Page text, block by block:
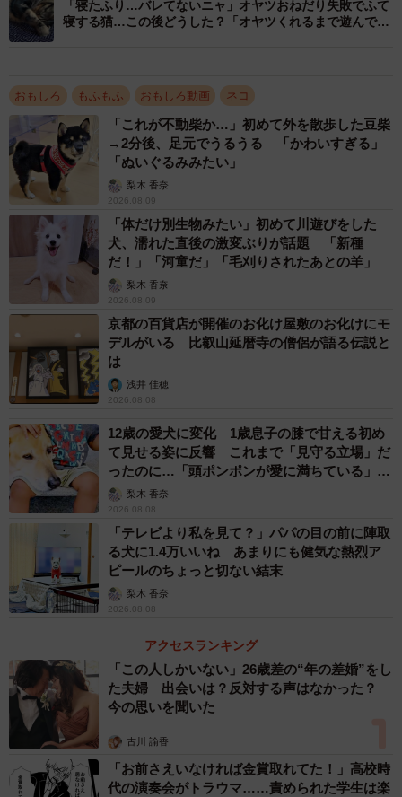
むぎ」さん提供、Twitterよりキャプチャ撮影）
――お顔をくつっけて首元をなでなでされるふたり。撮影
時のことを教えてください。
「この時はすずくんとつむぎくんがお気に入りの椅子にふ
たりで座っていました！ ふたりとも動画のように顔をく
っつけて寝てたのを見た妻がおもむろに近づいて、すずく
んとつむぎくんを同時になで始めたのがとってもかわいく
て撮影したんです」
――奥さんになでなでされながら、気持ちよさそうに眠る
姿にキュンですね♡
「もうかわいいの一言ですね。ふたり同時になでられると
ころを見るのは初めてでしたが、語彙力が流れてしまって
かわいいって言葉しか出ませんでした」
――いつまでも見ていたい…と思わせる動画でしたが、こ
の後どうなった？
「撮影後は、満足したようにふたりでくっついてまた寝て
ました」
「寝たふり…バレてないニャ」オヤツおねだり失敗でふて
寝する猫…この後どうした？「オヤツくれるまで遊んでや
おもしろ もふもふ おもしろ動画 ネコ
「これが不動柴か…」初めて外を散歩した豆柴
→2分後、足元でうるうる 「かわいすぎる」
「ぬいぐるみみたい」
梨木 香奈
2026.08.09
「体だけ別生物みたい」初めて川遊びをした
犬、濡れた直後の激変ぶりが話題 「新種
だ！」「河童だ」「毛刈りされたあとの羊」
梨木 香奈
2026.08.09
京都の百貨店が開催のお化け屋敷のお化けにモ
デルがいる 比叡山延暦寺の僧侶が語る伝説と
は
浅井 佳穂
2026.08.08
12歳の愛犬に変化 1歳息子の膝で甘える初め
て見せる姿に反響 これまで「見守る立場」だ
ったのに…「頭ポンポンが愛に満ちている」
「尊…」
梨木 香奈
2026.08.08
「テレビより私を見て？」パパの目の前に陣取
る犬に1.4万いいね あまりにも健気な熱烈ア
ピールのちょっと切ない結末
梨木 香奈
2026.08.08
アクセスランキング
「この人しかいない」26歳差の“年の差婚”をし
た夫婦 出会いは？反対する声はなかった？
今の思いを聞いた
古川 諭香
「お前さえいなければ金賞取れてた！」高校時
代の演奏会がトラウマ……責められた学生は楽